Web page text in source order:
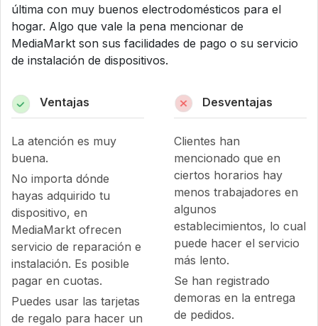
última con muy buenos electrodomésticos para el
hogar. Algo que vale la pena mencionar de
MediaMarkt son sus facilidades de pago o su servicio
de instalación de dispositivos.
Ventajas
La atención es muy
buena.
No importa dónde
hayas adquirido tu
dispositivo, en
MediaMarkt ofrecen
servicio de reparación e
instalación. Es posible
pagar en cuotas.
Puedes usar las tarjetas
de regalo para hacer un
Desventajas
Clientes han
mencionado que en
ciertos horarios hay
menos trabajadores en
algunos
establecimientos, lo cual
puede hacer el servicio
más lento.
Se han registrado
demoras en la entrega
de pedidos.